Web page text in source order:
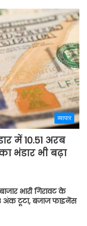
व्यापार
में 10.51 अरब
भंडार भी बढ़ा
भारी गिरावट के
टूटा, बजाज फाइनेंस